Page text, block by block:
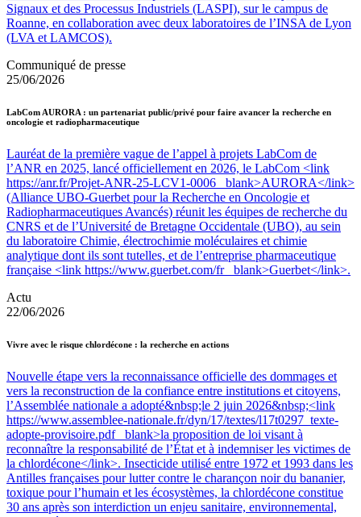
Signaux et des Processus Industriels (LASPI), sur le campus de
Roanne, en collaboration avec deux laboratoires de l’INSA de Lyon
(LVA et LAMCOS).
Communiqué de presse
25/06/2026
LabCom AURORA : un partenariat public/privé pour faire avancer la recherche en
oncologie et radiopharmaceutique
Lauréat de la première vague de l’appel à projets LabCom de
l’ANR en 2025, lancé officiellement en 2026, le LabCom <link
https://anr.fr/Projet-ANR-25-LCV1-0006 _blank>AURORA</link>
(Alliance UBO-Guerbet pour la Recherche en Oncologie et
Radiopharmaceutiques Avancés) réunit les équipes de recherche du
CNRS et de l’Université de Bretagne Occidentale (UBO), au sein
du laboratoire Chimie, électrochimie moléculaires et chimie
analytique dont ils sont tutelles, et de l’entreprise pharmaceutique
française <link https://www.guerbet.com/fr _blank>Guerbet</link>.
Actu
22/06/2026
Vivre avec le risque chlordécone : la recherche en actions
Nouvelle étape vers la reconnaissance officielle des dommages et
vers la reconstruction de la confiance entre institutions et citoyens,
l’Assemblée nationale a adopté&nbsp;le 2 juin 2026&nbsp;<link
https://www.assemblee-nationale.fr/dyn/17/textes/l17t0297_texte-
adopte-provisoire.pdf _blank>la proposition de loi visant à
reconnaître la responsabilité de l’État et à indemniser les victimes de
la chlordécone</link>. Insecticide utilisé entre 1972 et 1993 dans les
Antilles françaises pour lutter contre le charançon noir du bananier,
toxique pour l’humain et les écosystèmes, la chlordécone constitue
30 ans après son interdiction un enjeu sanitaire, environnemental,